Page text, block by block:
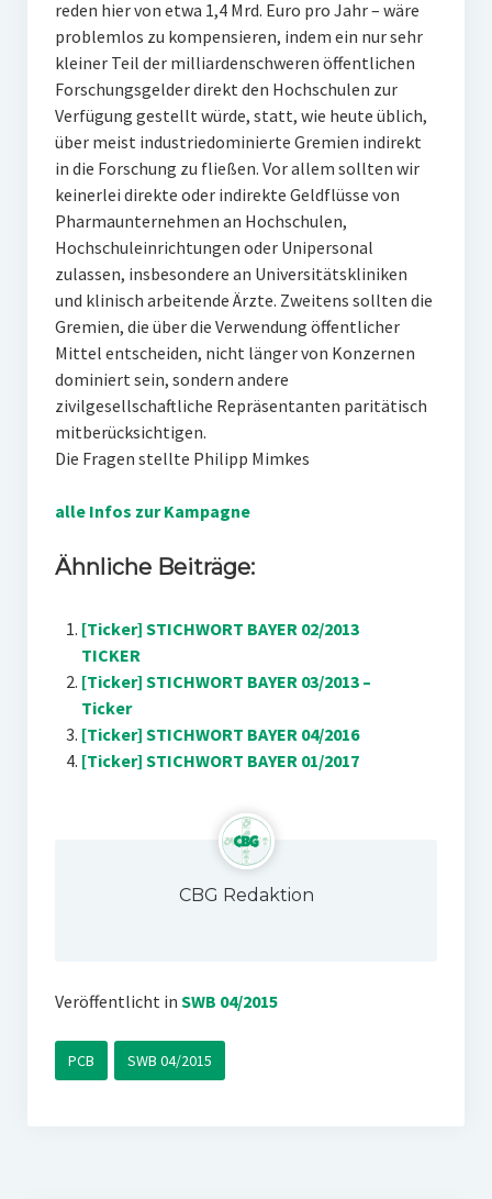
reden hier von etwa 1,4 Mrd. Euro pro Jahr – wäre
problemlos zu kompensieren, indem ein nur sehr
kleiner Teil der milliardenschweren öffentlichen
Forschungsgelder direkt den Hochschulen zur
Verfügung gestellt würde, statt, wie heute üblich,
über meist industriedominierte Gremien indirekt
in die Forschung zu fließen. Vor allem sollten wir
keinerlei direkte oder indirekte Geldflüsse von
Pharmaunternehmen an Hochschulen,
Hochschuleinrichtungen oder Unipersonal
zulassen, insbesondere an Universitätskliniken
und klinisch arbeitende Ärzte. Zweitens sollten die
Gremien, die über die Verwendung öffentlicher
Mittel entscheiden, nicht länger von Konzernen
dominiert sein, sondern andere
zivilgesellschaftliche Repräsentanten paritätisch
mitberücksichtigen.
Die Fragen stellte Philipp Mimkes
alle Infos zur Kampagne
Ähnliche Beiträge:
[Ticker] STICHWORT BAYER 02/2013
TICKER
[Ticker] STICHWORT BAYER 03/2013 –
Ticker
[Ticker] STICHWORT BAYER 04/2016
[Ticker] STICHWORT BAYER 01/2017
CBG Redaktion
Veröffentlicht in SWB 04/2015
PCB SWB 04/2015